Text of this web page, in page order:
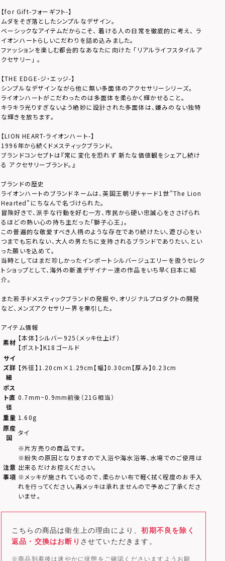
【for Gift-フォーギフト-】
ムダをそぎ落としたシンプルなデザイン。
ベーシックなアイテムだからこそ、 着ける人の日常を徹底的に考え、 ラ
イオンハートらしいこだわりを詰め込みました。
ファッションを楽しむ都会的なあなたに向けた 「リアルライフスタイルア
クセサリー」 。
【THE EDGE-ジ・エッジ-】
シンプルなデザインながら他に無い多面体のアクセサリーシリーズ。
ライオンハートがこだわったのは多面体を柔らかく輝かせること。
キラキラ光りすぎないよう絶妙に設計された多面体は、嫌みのない独特
な輝きを放ちます。
【LION HEART-ライオンハート-】
1996年から続くドメスティックブランド。
ブランドコンセプトは『常に変化を恐れず 新たな価値観をシェアし続け
る アクセサリーブランド。』
ブランドの歴史
ライオンハートのブランドネームは、英国王朝リチャード1世”The Lion
Hearted”にちなんで名づけられた。
冒険好きで、派手な行動を好む一方、市民から硬い忠誠心をささげられ
るほどの熱い心の持ち主だった「獅子心王」。
この普遍的な敬愛すべき人柄のような存在であり続けたい、遊び心をい
つまでも忘れない、大人の男たちに支持されるブランドでありたい、とい
った願いを込めて。
当時としてはまだ珍しかったインポートシルバージュエリーを扱うセレク
トショップとして、海外の新進デザイナー達の作品をいち早く日本に紹
介。
また若手ドメスティックブランドの発掘や、オリジナルプロダクトの開発
など、メンズアクセサリー界を牽引した。
アイテム情報
素材
【本体】シルバー925（メッキ仕上げ）
【ポスト】K18ゴールド
サイ
ズ詳
細
【外径】1.20cm×1.29cm【幅】0.30cm【厚み】0.23cm
ポス
ト直
径
0.7mm~0.9mm前後（21G相当）
重量 1.60g
原産
国
タイ
注意
事項
※片方売りの商品です。
※紛失の原因となりますので入浴や海水浴等、水場でのご使用は
出来るだけお控えください。
※メッキが施されているので、柔らかい布で軽く拭く程度のお手入
れを行ってください。再メッキは承れませんので予めご了承くださ
いませ。
こちらの商品は衛生上の理由により、初期不良を除く
返品・交換はお断り させていただきます。
※商品到着後は速やかに状態をご確認くださいますようお願